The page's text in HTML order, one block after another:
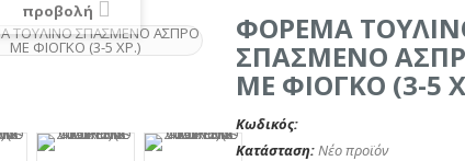
προβολή
ΦΟΡΕΜΑ
ΣΠΑΣΜΕΝΟ
ΜΕ ΦΙΟΓΚΟ (3-5
Κωδικός:
Κατάσταση:Νέο προϊόν